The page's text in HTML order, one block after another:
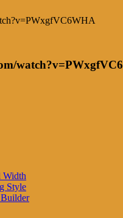
Width
Style
Builder